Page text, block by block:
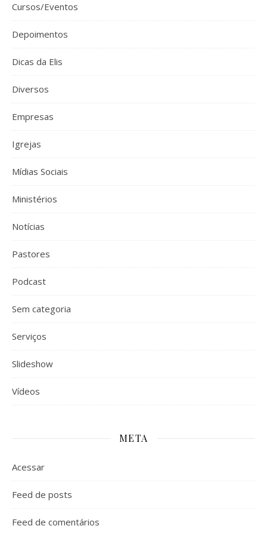
Cursos/Eventos
Depoimentos
Dicas da Elis
Diversos
Empresas
Igrejas
Mídias Sociais
Ministérios
Notícias
Pastores
Podcast
Sem categoria
Serviços
Slideshow
Vídeos
META
Acessar
Feed de posts
Feed de comentários